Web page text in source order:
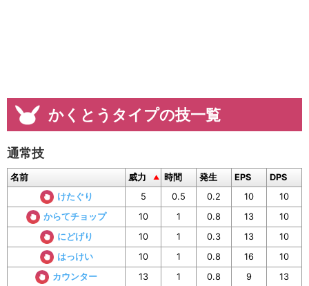
かくとうタイプの技一覧
通常技
名前 威力 時間 発生 EPS
DPS
けたぐり
5 0.5 0.2 10
10
からてチョップ
10 1 0.8 13
10
にどげり
10 1 0.3 13
10
はっけい
10 1 0.8 16
10
カウンター
13 1 0.8 9 13